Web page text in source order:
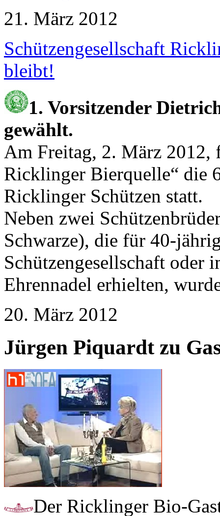
21. März 2012
Schützengesellschaft
bleibt!
1. Vorsitzender
gewählt.
Am Freitag, 2. März 2012,
Ricklinger Bierquelle“ die
Ricklinger Schützen statt.
Neben zwei
Schwarze), die für 40-
Schützengesellschaft oder
Ehrennadel erhielten,
20. März 2012
Jürgen Piquardt zu
Der Ricklinger Bio-